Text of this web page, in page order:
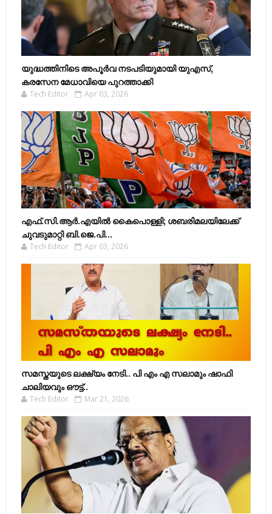
യുദ്ധത്തിനിടെ അപൂർവ നടപടിയുമായി യുഎസ്,
കരസേന മേധാവിയെ പുറത്താക്കി
Tech Editor Apr 03, 2026
എഫ്​.സി.ആർ.എയിൽ കൈപൊള്ളി; ശബരിമലയിലേക്ക്​
ചുവടുമാറ്റി ബി.ജെ.പി...
Tech Editor Apr 03, 2026
സമസ്തയുടെ ലക്ഷ്യം നേടി.. പി എം എ സലാമും ഷാഫി
ചാലിയവും ഔട്ട്..
Tech Editor Mar 21, 2026